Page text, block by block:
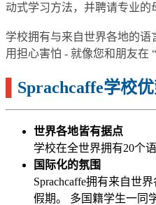
动式学习方法，并聘请专业的
学校拥有与来自世界各地的语
用担心害怕 - 就像您和朋友在
Sprachcaffe学校
世界各地皆有据点
学校在全世界拥有20个
国际化的氛围
Sprachcaffe拥有来自世
假期。 多国籍学生一同